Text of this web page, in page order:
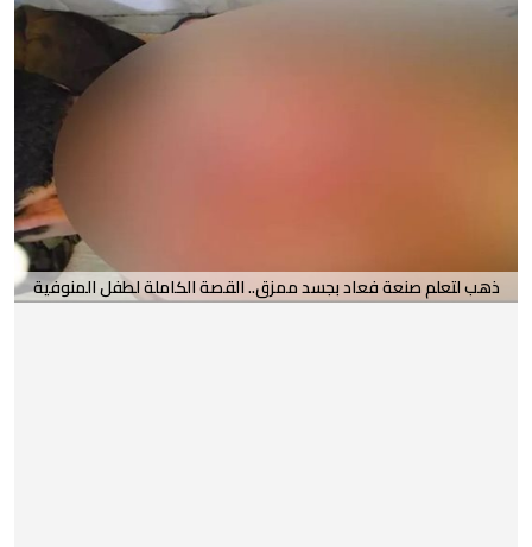
ذهب لتعلم صنعة فعاد بجسد ممزق.. القصة الكاملة لطفل المنوفية